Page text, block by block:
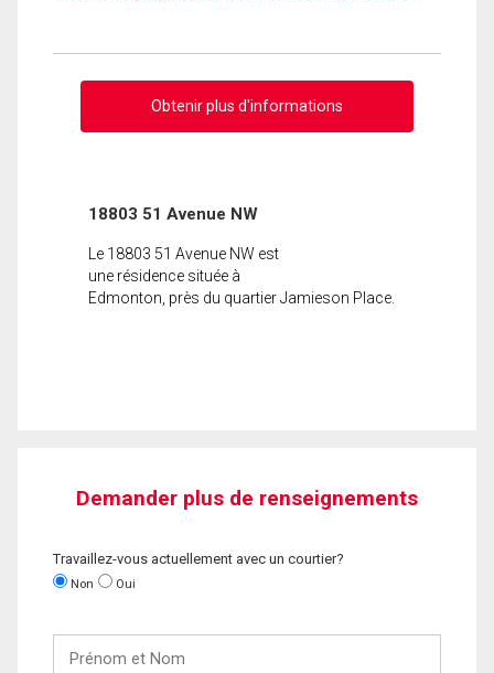
Obtenir plus d'informations
18803 51 Avenue NW
Le 18803 51 Avenue NW est
une résidence située à
Edmonton, près du quartier Jamieson Place.
Demander plus de renseignements
Travaillez-vous actuellement avec un courtier?
Non Oui